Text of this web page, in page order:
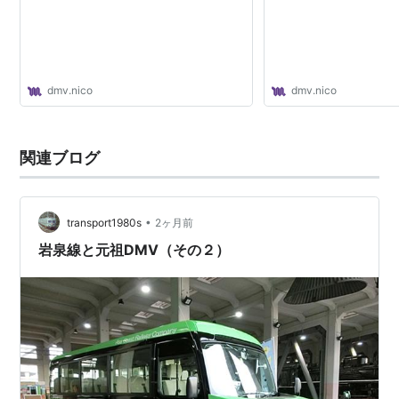
に努めるなど、導入に向けて極めて積極的な姿勢が見ら
その他地域での検討
み鉄道を結ぶ案など、DMVには全国で約30の地域で強
い関心が寄せられているという。東国原英夫宮崎県知事
ある。
2011年には 阿佐海岸鉄道 ・JR 牟岐線 （甲浦ー海
牟岐間）での試験運転が計画されている。
dmv.nico dmv.nico
関連ブログ
transport1980s • 2ヶ月前
岩泉線と元祖DMV（その２）